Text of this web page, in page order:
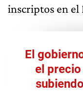
inscriptos en el
El
el